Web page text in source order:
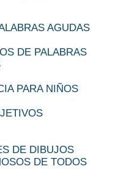
AGUDAS
DE PALABRAS
PARA NIÑOS
DE DIBUJOS
DE TODOS